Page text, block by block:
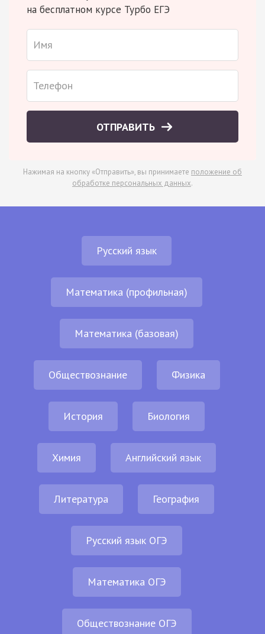
на бесплатном курсе Турбо ЕГЭ
ОТПРАВИТЬ
Нажимая на кнопку «Отправить», вы принимаете положение об
обработке персональных данных.
Русский язык
Математика (профильная)
Математика (базовая)
Обществознание Физика
История Биология
Химия Английский язык
Литература География
Русский язык ОГЭ
Математика ОГЭ
Обществознание ОГЭ